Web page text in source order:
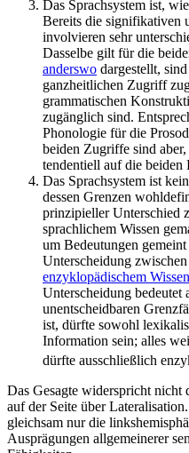
Das Sprachsystem ist,
Bereits die signifikativen
involvieren sehr
Dasselbe gilt für die
anderswo dargestellt,
ganzheitlichen Zugriff
grammatischen
zugänglich sind.
Phonologie für die
beiden Zugriffe sind
tendentiell auf die
Das Sprachsystem ist
dessen Grenzen
prinzipieller Unterschied
sprachlichem Wissen
um Bedeutungen
Unterscheidung zwischen
enzyklopädischem Wissen
Unterscheidung bedeutet
unentscheidbaren
ist, dürfte sowohl
Information sein; alles
dürfte ausschließlich
Das Gesagte widerspricht nicht
auf der Seite über
gleichsam nur die
Ausprägungen allgemeinerer